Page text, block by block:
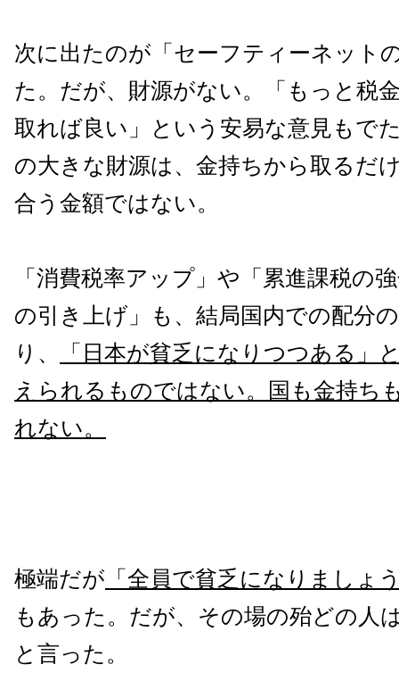
次に出たのが「セーフティーネット
た。だが、財源がない。「もっと税
取れば良い」という安易な意見もで
の大きな財源は、金持ちから取るだ
合う金額ではない。
「消費税率アップ」や「累進課税の
の引き上げ」も、結局国内での配分
り、
「日本が貧乏になりつつある」
えられるものではない。国も金持ち
れない。
極端だが 「全員で貧乏になりましょ
もあった。だが、その場の殆どの人
と言った。